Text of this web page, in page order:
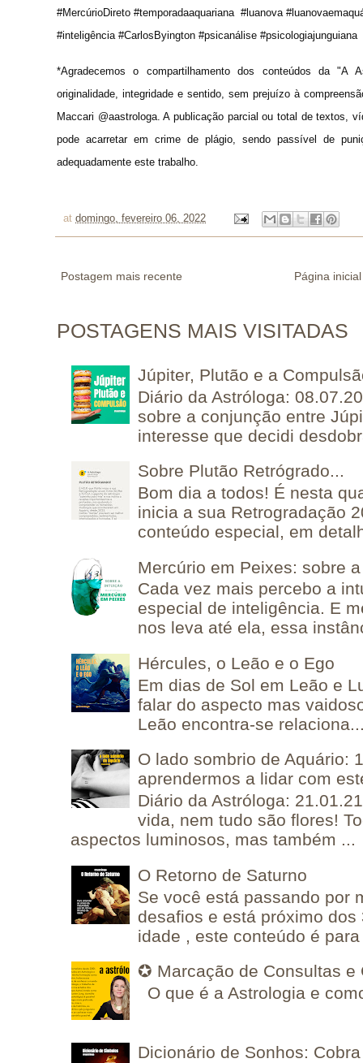
#MercúrioDireto #temporadaaquariana  #luanova
#inteligência #CarlosByington #psicanálise #psicologiajunguiana
*Agradecemos o compartilhamento dos conteúdos da "A
originalidade, integridade e sentido, sem prejuízo à
Maccari @aastrologa. A publicação parcial ou total de textos,
pode acarretar em crime de plágio, sendo passível de
adequadamente este trabalho.
at domingo, fevereiro 06, 2022
Postagem mais recente Página inicial
POSTAGENS MAIS VISITADAS
Júpiter, Plutão e a
Diário da Astróloga:
sobre a conjunção entre
interesse que decidi
Sobre Plutão Retrógrado...
Bom dia a todos! É nesta
inicia a sua Retrogradação
conteúdo especial, em
Mercúrio em Peixes: sobre
Cada vez mais percebo a
especial de inteligência. E
nos leva até ela, essa
Hércules, o Leão e o Ego
Em dias de Sol em Leão e
falar do aspecto mas
Leão encontra-se
O lado sombrio de Aquário:
aprendermos a lidar com
Diário da Astróloga:
vida, nem tudo são flores!
aspectos luminosos, mas também ...
O Retorno de Saturno
Se você está passando por
desafios e está próximo
idade , este conteúdo é
✪ Marcação de Consultas e
O que é a Astrologia e
Dicionário de Sonhos: Cobra